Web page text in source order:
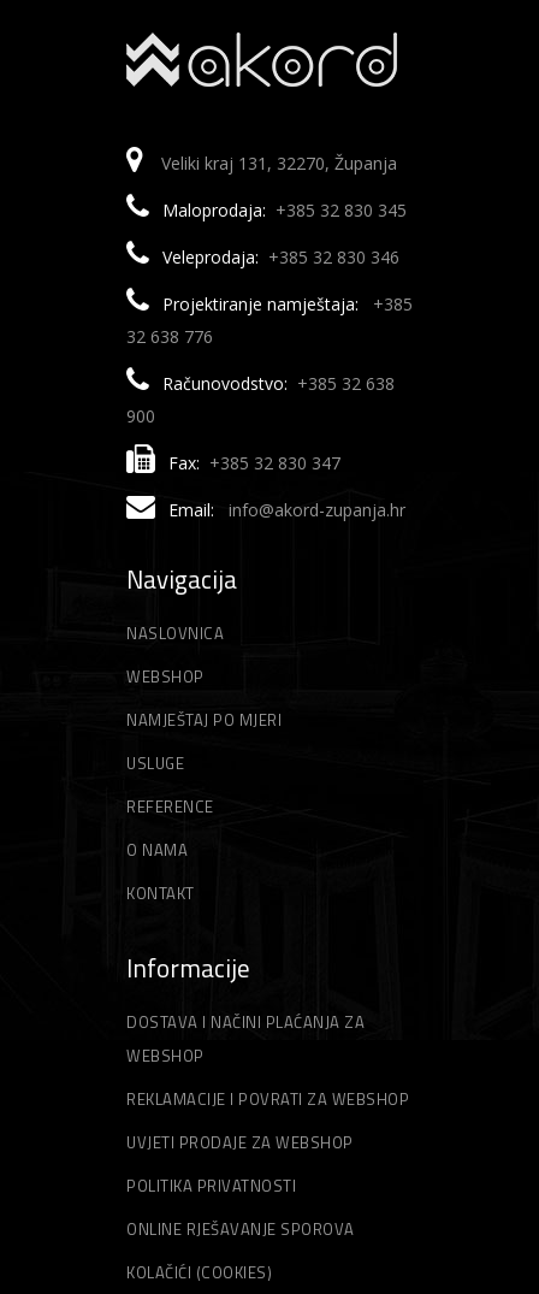
Veliki kraj 131, 32270, Županja
Maloprodaja: +385 32 830 345
Veleprodaja: +385 32 830 346
Projektiranje namještaja:
+385
32 638 776
Računovodstvo: +385 32 638
900
Fax: +385 32 830 347
Email: info@akord-zupanja.hr
Navigacija
NASLOVNICA
WEBSHOP
NAMJEŠTAJ PO MJERI
USLUGE
REFERENCE
O NAMA
KONTAKT
Informacije
DOSTAVA I NAČINI PLAĆANJA ZA
WEBSHOP
REKLAMACIJE I POVRATI ZA WEBSHOP
UVJETI PRODAJE ZA WEBSHOP
POLITIKA PRIVATNOSTI
ONLINE RJEŠAVANJE SPOROVA
KOLAČIĆI (COOKIES)